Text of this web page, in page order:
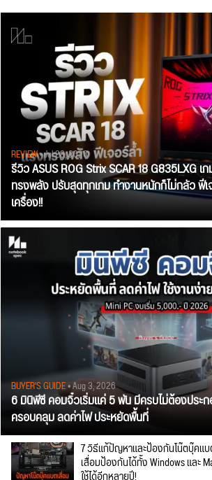
REVIEW• Jul 28, 2026
รีวิว ASUS ROG Strix SCAR 18 G835LXG
ทรงพลัง ปรับสุดทุกเกม ทำงานหนักก็ไม่กลัว ฟี
เครื่อง!!
BUYER'S GUIDE• Aug 3, 2026
6 มินิพีซี คอมจิ๋วเริ่มแค่ 5 พัน มีครบไม่ต้องประ
ครอบคลุม ลดค่าไฟ ประหยัดพื้นที่
7 วิธีแก้ปัญหาและป้องกันโน๊ตบุ๊คแ
เสื่อมป้องกันได้ทั้ง Windows และ